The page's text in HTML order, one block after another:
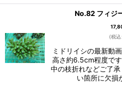
No.82 フィジ
(税込
ミドリイシの最新動
高さ約6.5cm程度で
中の枝折れなどご了
い箇所に欠損